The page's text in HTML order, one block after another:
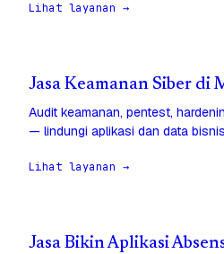
Lihat layanan →
Jasa Keamanan Siber di
Audit keamanan, pentest,
— lindungi aplikasi dan data
Lihat layanan →
Jasa Bikin Aplikasi